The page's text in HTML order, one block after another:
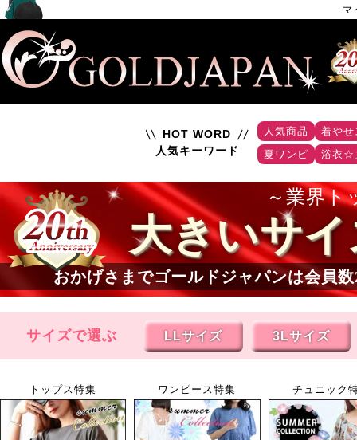
マ
HOT WORD
人気キーワード
人気商品
着やせ
夏ワンピ
浴衣☆
業界ト
大きいサ
おかげさまでゴールドジャパンは会員数
サイズで選ぶ LLサイズ 3Lサイズ
トップス特集 ワンピース特集 チュニック